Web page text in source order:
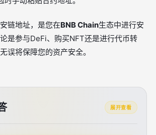
链地址，是您在BNB Chain生态中进行安
是参与DeFi、购买NFT还是进行代币转
误将保障您的资产安全。
展开查看